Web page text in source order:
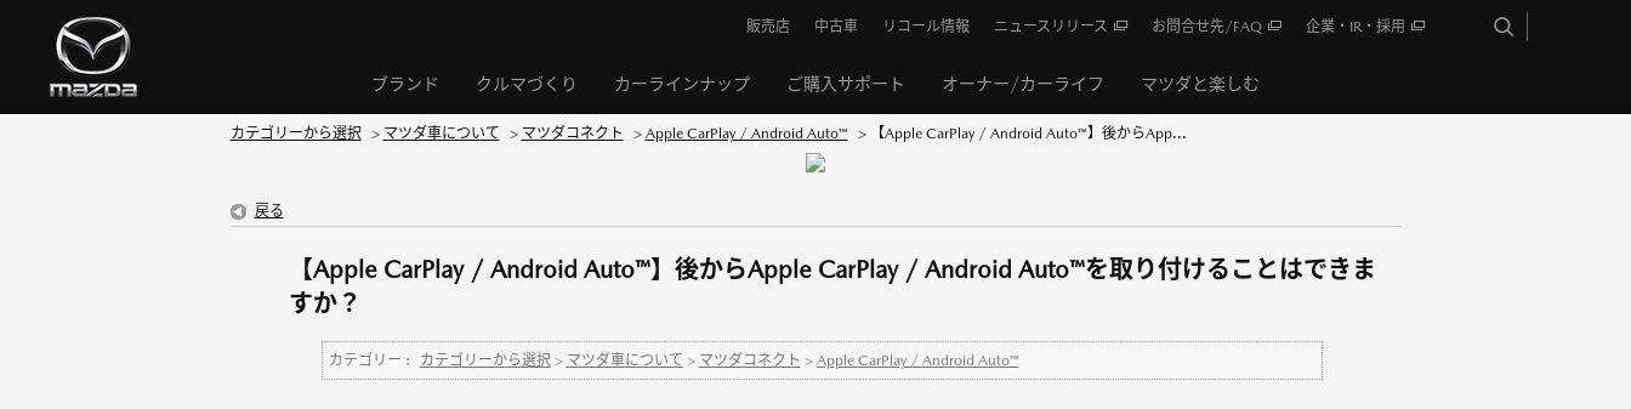
ブランド クルマづくり カーラインナップ ご購入サポート オーナー/カーライフ マツダと楽しむ
販売店 中古車 リコール情報 ニュースリリース お問合せ先/FAQ 企業・IR・採用
カテゴリーから選択 > マツダ車について > マツダコネクト > Apple CarPlay / Android Auto™ > 【Apple CarPlay / Android Auto™】後からApp...
戻る
【Apple CarPlay / Android Auto™】後からApple CarPlay / Android Auto™を取り付けることはできま
すか？
カテゴリー : カテゴリーから選択 > マツダ車について > マツダコネクト > Apple CarPlay / Android Auto™